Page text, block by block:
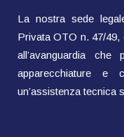
La nostra sede
Privata OTO n. 47/49,
all’avanguardia
apparecchiature e
un’assistenza tecnica